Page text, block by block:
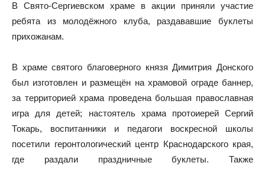
В Свято-Сергиевском храме в акции приняли участие
ребята из молодёжного клуба, раздававшие буклеты
прихожанам.
В храме святого благоверного князя Димитрия Донского
был изготовлен и размещён на храмовой ограде баннер,
за территорией храма проведена большая православная
игра для детей; настоятель храма протоиерей Сергий
Токарь, воспитанники и педагоги воскресной школы
посетили геронтологический центр Краснодарского края,
где раздали праздничные буклеты. Также